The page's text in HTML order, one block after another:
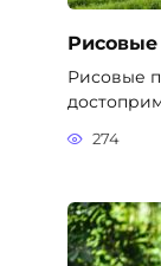
Рисовые
274